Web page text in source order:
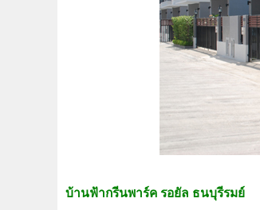
บ้านฟ้ากรีนพาร์ค รอยัล ธนบุรีรมย์